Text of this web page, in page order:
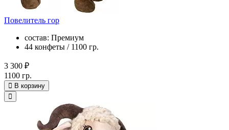
Повелитель гор
состав: Премиум
44 конфеты / 1100 гр.
3 300 ₽
1100 гр.
В корзину